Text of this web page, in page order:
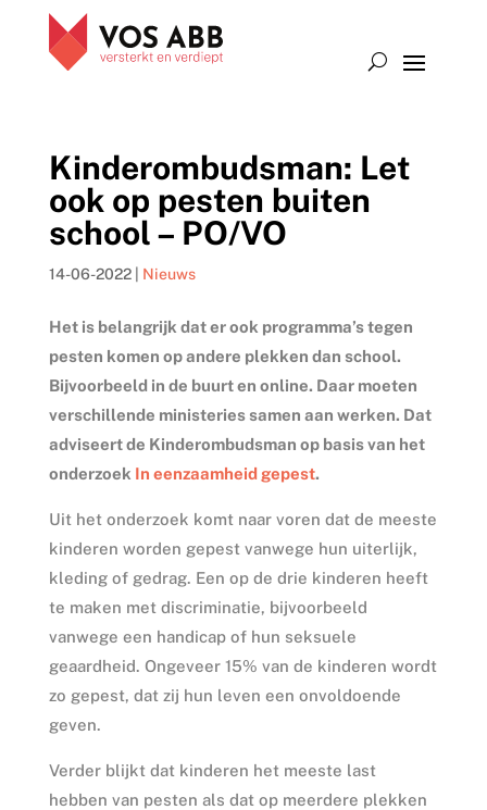
Kinderombudsman: Let
ook op pesten buiten
school – PO/VO
14-06-2022| Nieuws
Het is belangrijk dat er ook programma’s tegen
pesten komen op andere plekken dan school.
Bijvoorbeeld in de buurt en online. Daar moeten
verschillende ministeries samen aan werken. Dat
adviseert de Kinderombudsman op basis van het
onderzoek In eenzaamheid gepest.
Uit het onderzoek komt naar voren dat de meeste
kinderen worden gepest vanwege hun uiterlijk,
kleding of gedrag. Een op de drie kinderen heeft
te maken met discriminatie, bijvoorbeeld
vanwege een handicap of hun seksuele
geaardheid. Ongeveer 15% van de kinderen wordt
zo gepest, dat zij hun leven een onvoldoende
geven.
Verder blijkt dat kinderen het meeste last
hebben van pesten als dat op meerdere plekken